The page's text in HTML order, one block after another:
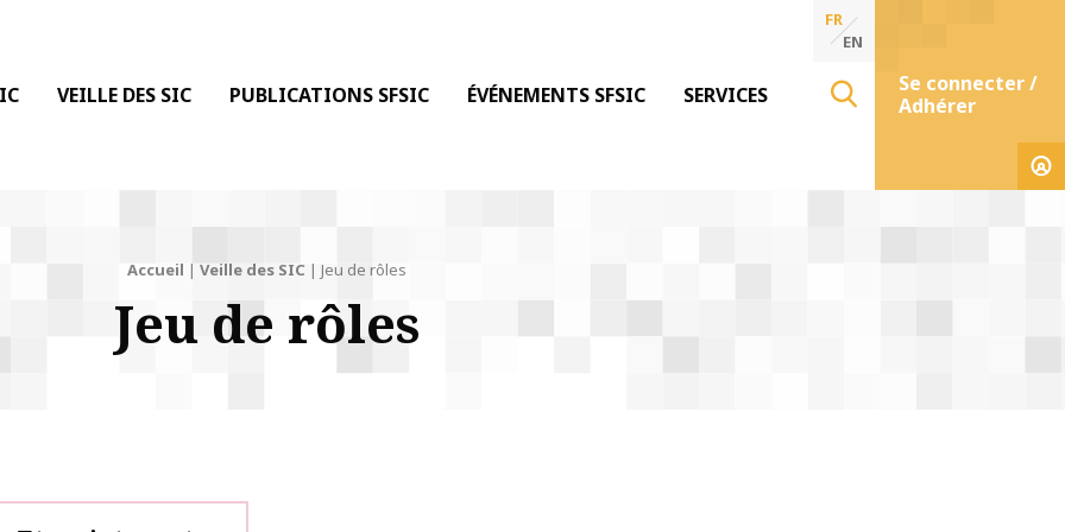
LA COMMUNICATION
VEILLE DES SIC PUBLICATIONS SFSIC ÉVÉNEMENTS SFSIC SERVICES
FR
EN
Se connecter /
Adhérer
Accueil | Veille des SIC| Jeu de rôles
Jeu de rôles